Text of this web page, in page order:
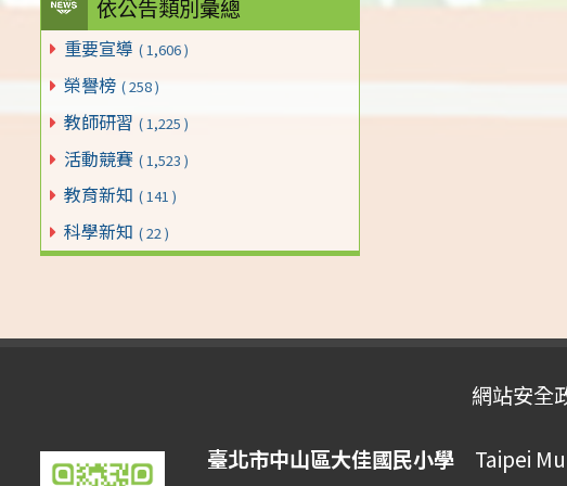
依公告類別彙總
重要宣導 ( 1,606 )
榮譽榜 ( 258 )
教師研習 ( 1,225 )
活動競賽 ( 1,523 )
教育新知 ( 141 )
科學新知 ( 22 )
網站安全
臺北市中山區大佳國民小學Taipei